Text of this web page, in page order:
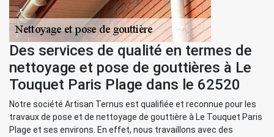
Des services de qualité en termes de
nettoyage et pose de gouttières à Le
Touquet Paris Plage dans le 62520
Notre société Artisan Ternus est qualifiée et reconnue pour les
travaux de pose et de nettoyage de gouttière à Le Touquet Paris
Plage et ses environs. En effet, nous travaillons avec des